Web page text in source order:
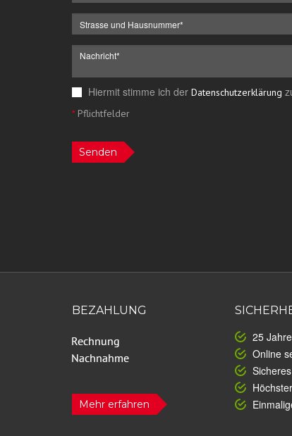
Hiermit stimme ich der Datenschutzerklärung
*Pflichtfelder
Senden
BEZAHLUNG
Mehr erfahren
25
Online